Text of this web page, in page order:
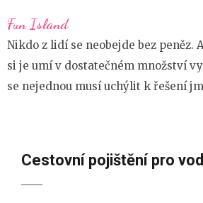
na
obsah
(stiskněte
Enter)
Fun Island
Nikdo z lidí se neobejde bez peněz.
si je umí v dostatečném množství
se nejednou musí uchýlit k řešení
Cestovní pojištění pro